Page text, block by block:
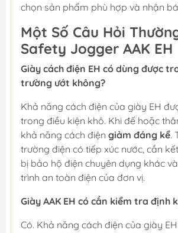
chọn sản phẩm phù hợp và nhận
Một Số Câu Hỏi
Safety Jogger AAK EH
Giày cách điện EH có dùng được
trường ướt không?
Khả năng cách điện của giày EH
trong điều kiện khô. Khi đế hoặc
khả năng cách điện giảm đáng kể.
trường điện có tiếp xúc nước, cần
bị bảo hộ điện chuyên dụng khác
trình an toàn điện của đơn vị.
Giày AAK EH có cần kiểm tra định
Có. Khả năng cách điện của giày